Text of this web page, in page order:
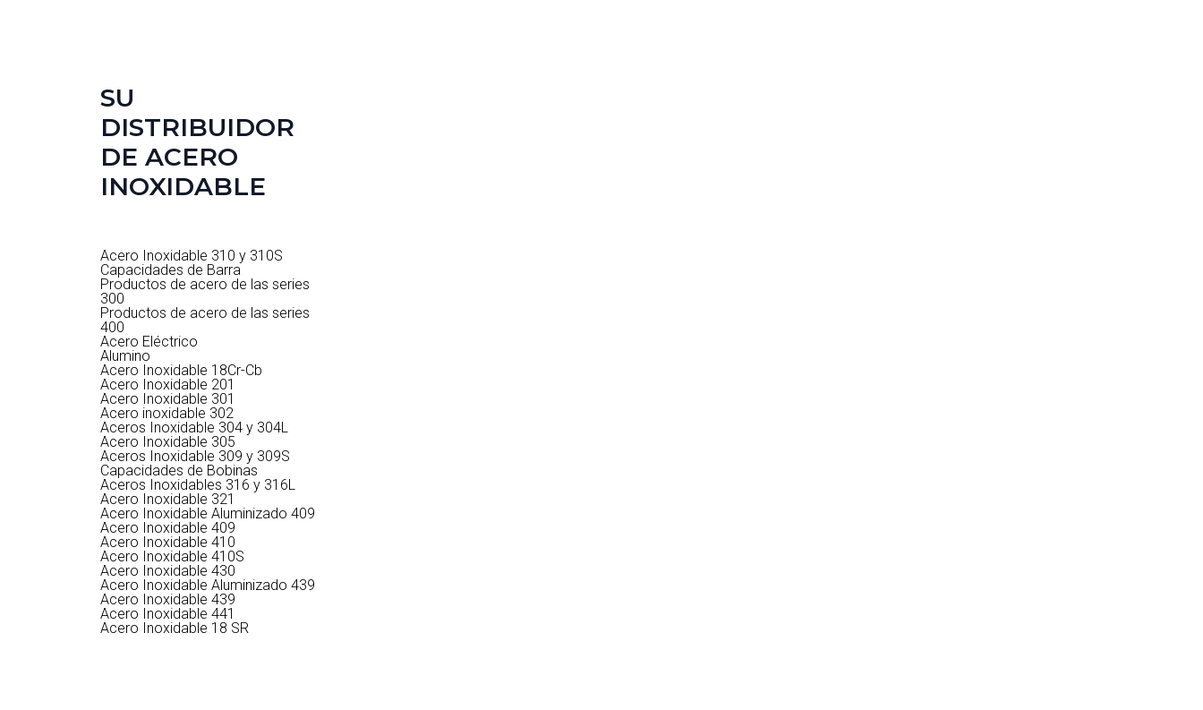
SU
DISTRIBUIDOR
DE ACERO
INOXIDABLE
Acero Inoxidable 310 y 310S
Capacidades de Barra
Productos de acero de las series
300
Productos de acero de las series
400
Acero Eléctrico
Alumino
Acero Inoxidable 18Cr-Cb
Acero Inoxidable 201
Acero Inoxidable 301
Acero inoxidable 302
Aceros Inoxidable 304 y 304L
Acero Inoxidable 305
Aceros Inoxidable 309 y 309S
Capacidades de Bobinas
Aceros Inoxidables 316 y 316L
Acero Inoxidable 321
Acero Inoxidable Aluminizado 409
Acero Inoxidable 409
Acero Inoxidable 410
Acero Inoxidable 410S
Acero Inoxidable 430
Acero Inoxidable Aluminizado 439
Acero Inoxidable 439
Acero Inoxidable 441
Acero Inoxidable 18 SR